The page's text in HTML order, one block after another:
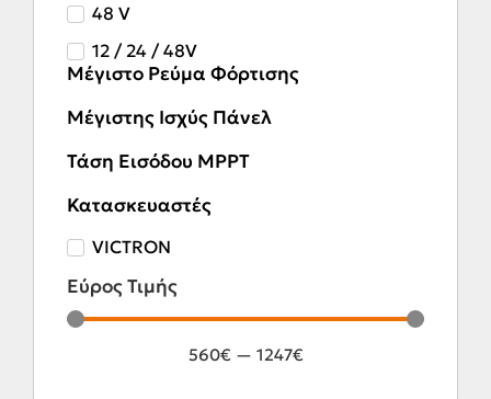
48 V
12 / 24 / 48V
Μέγιστο Ρεύμα Φόρτισης
Μέγιστης Ισχύς Πάνελ
Τάση Εισόδου MPPT
Κατασκευαστές
VICTRON
Εύρος Τιμής
560€ — 1247€